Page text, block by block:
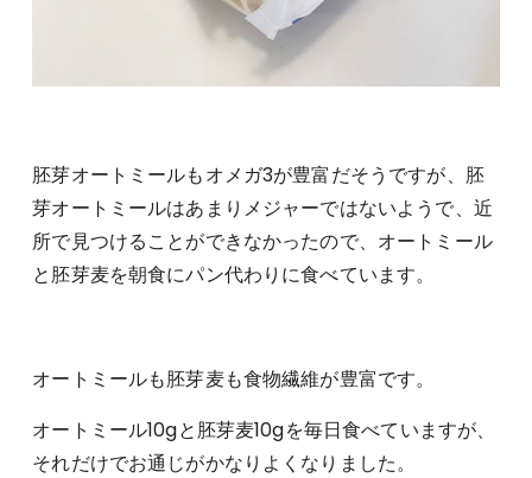
胚芽オートミールもオメガ3が豊富だそうですが、胚
芽オートミールはあまりメジャーではないようで、近
所で見つけることができなかったので、オートミール
と胚芽麦を朝食にパン代わりに食べています。
オートミールも胚芽麦も食物繊維が豊富です。
オートミール10gと胚芽麦10gを毎日食べていますが、
それだけでお通じがかなりよくなりました。